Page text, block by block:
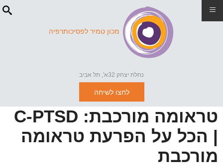
מכון טמיר לפסיכותרפיה
נחלת יצחק 32א', תל אביב
לחצו לשיחה
טראומה מורכבת: C-PTSD
| הכל על הפרעת טראומה
מורכבת
≡